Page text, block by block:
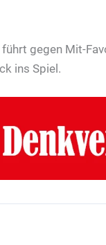
gegen Mit-
ins Spiel.